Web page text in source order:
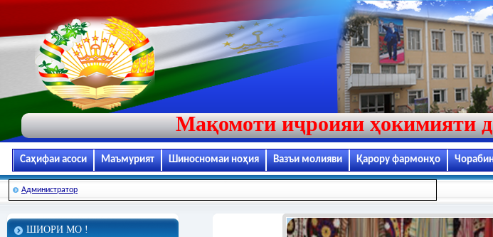
Мақомоти иҷроияи ҳокимияти
Саҳифаи асоси Маъмурият Шиносномаи ноҳия Вазъи молияви Қарору фармонҳо
Администратор
ШИОРИ МО !